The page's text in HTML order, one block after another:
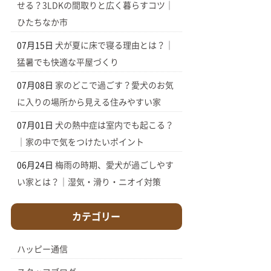
せる？3LDKの間取りと広く暮らすコツ｜
ひたちなか市
07月15日 犬が夏に床で寝る理由とは？｜
猛暑でも快適な平屋づくり
07月08日 家のどこで過ごす？愛犬のお気
に入りの場所から見える住みやすい家
07月01日 犬の熱中症は室内でも起こる？
｜家の中で気をつけたいポイント
06月24日 梅雨の時期、愛犬が過ごしやす
い家とは？｜湿気・滑り・ニオイ対策
カテゴリー
ハッピー通信